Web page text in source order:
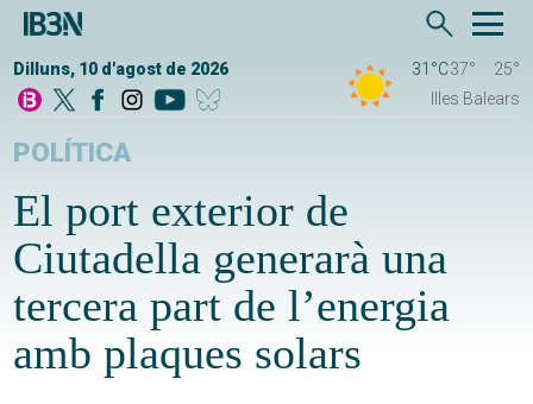
Dilluns, 10 d'agost de 2026 31°C37°
25°
Illes Balears
POLÍTICA
El port exterior de
Ciutadella generarà una
tercera part de l’energia
amb plaques solars